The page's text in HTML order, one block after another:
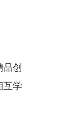
创
互学